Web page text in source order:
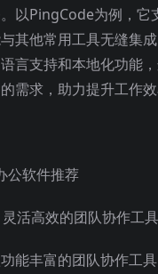
以PingCode为例，它
其他常用工具无缝集
言支持和本地化功能
需求，助力提升工作效
公软件推荐
活高效的团队协作工具
能丰富的团队协作工